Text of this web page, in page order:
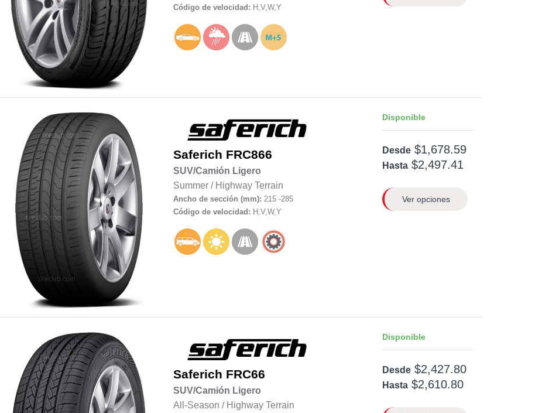
Código de velocidad: H,V,W,Y
Saferich FRC866
SUV/Camión Ligero
Summer/ Highway Terrain
Ancho de sección (mm): 215 -285
Código de velocidad: H,V,W,Y
Disponible
Desde $1,678.59
Hasta $2,497.41
Ver opciones
Saferich FRC66
SUV/Camión Ligero
All-Season / Highway Terrain
Disponible
Desde $2,427.80
Hasta $2,610.80